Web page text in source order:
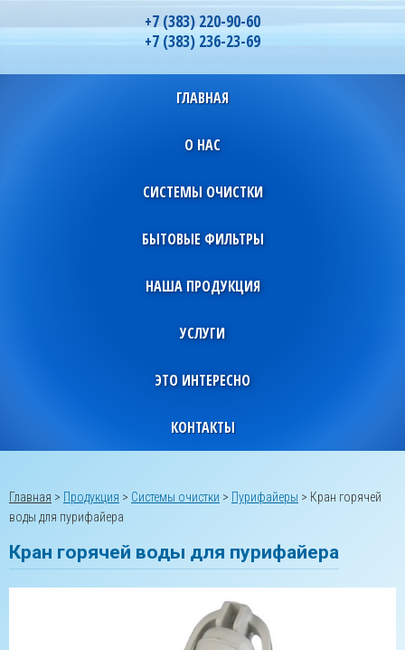
+7 (383) 220-90-60
+7 (383) 236-23-69
ГЛАВНАЯ
О НАС
СИСТЕМЫ ОЧИСТКИ
БЫТОВЫЕ ФИЛЬТРЫ
НАША ПРОДУКЦИЯ
УСЛУГИ
ЭТО ИНТЕРЕСНО
КОНТАКТЫ
Главная > Продукция > Системы очистки > Пурифайеры > Кран горячей
воды для пурифайера
Кран горячей воды для пурифайера